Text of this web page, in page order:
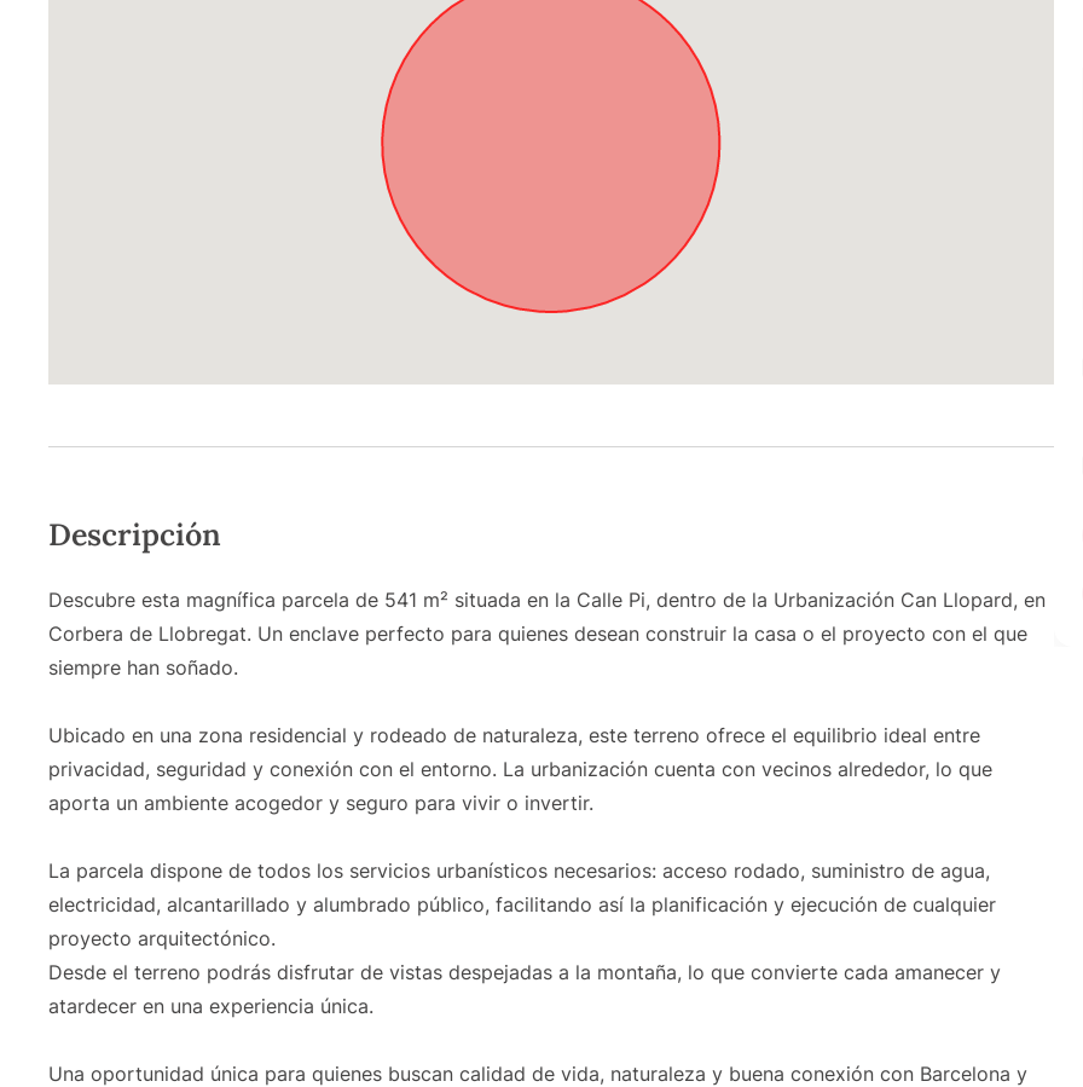
Descripción
Descubre esta magnífica parcela de 541 m² situada en la Calle Pi, dentro de la Urbanización Can Llopard, en
Corbera de Llobregat. Un enclave perfecto para quienes desean construir la casa o el proyecto con el que
siempre han soñado.
Ubicado en una zona residencial y rodeado de naturaleza, este terreno ofrece el equilibrio ideal entre
privacidad, seguridad y conexión con el entorno. La urbanización cuenta con vecinos alrededor, lo que
aporta un ambiente acogedor y seguro para vivir o invertir.
La parcela dispone de todos los servicios urbanísticos necesarios: acceso rodado, suministro de agua,
electricidad, alcantarillado y alumbrado público, facilitando así la planificación y ejecución de cualquier
proyecto arquitectónico.
Desde el terreno podrás disfrutar de vistas despejadas a la montaña, lo que convierte cada amanecer y
atardecer en una experiencia única.
Una oportunidad única para quienes buscan calidad de vida, naturaleza y buena conexión con Barcelona y